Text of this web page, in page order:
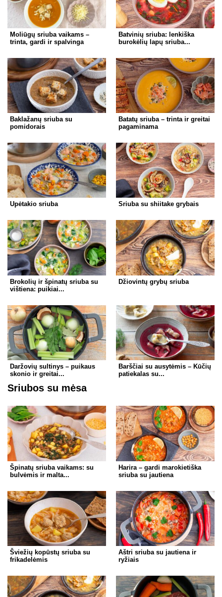
Moliūgų sriuba vaikams –
trinta, gardi ir spalvinga
Batvinių sriuba: lenkiška
burokėlių lapų sriuba...
Baklažanų sriuba su
pomidorais
Batatų sriuba – trinta ir greitai
pagaminama
Upėtakio sriuba Sriuba su shiitake grybais
Brokolių ir špinatų sriuba su
vištiena: puikiai...
Džiovintų grybų sriuba
Daržovių sultinys – puikaus
skonio ir greitai...
Barščiai su ausytėmis – Kūčių
patiekalas su...
Sriubos su mėsa
Špinatų sriuba vaikams: su
bulvėmis ir malta...
Harira – gardi marokietiška
sriuba su jautiena
Šviežių kopūstų sriuba su
frikadelėmis
Aštri sriuba su jautiena ir
ryžiais